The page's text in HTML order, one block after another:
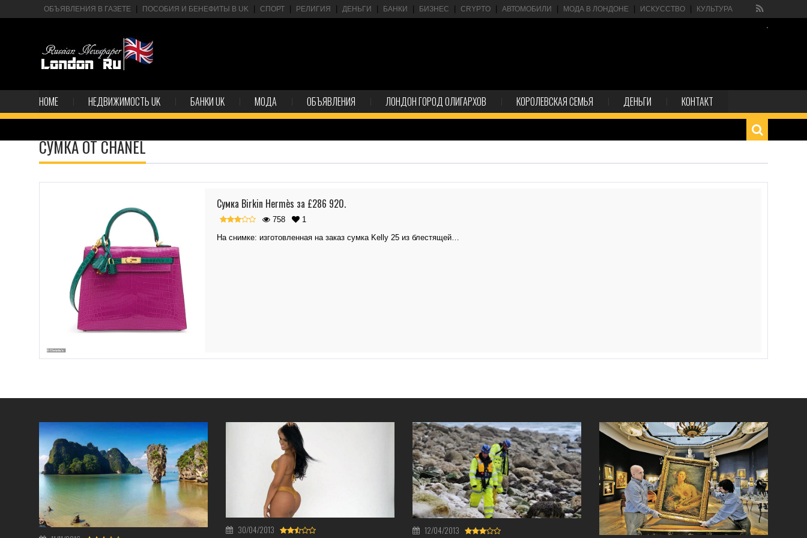
ОБЪЯВЛЕНИЯ В ГАЗЕТЕ ПОСОБИЯ И БЕНЕФИТЫ В UK СПОРТ РЕЛИГИЯ ДЕНЬГИ БАНКИ БИЗНЕС CRYPTO АВТОМОБИЛИ МОДА В ЛОНДОНЕ ИСКУССТВО КУЛЬТУРА
HOME НЕДВИЖИМОСТЬ UK БАНКИ UK МОДА ОБЪЯВЛЕНИЯ ЛОНДОН ГОРОД ОЛИГАРХОВ КОРОЛЕВСКАЯ СЕМЬЯ ДЕНЬГИ КОНТАКТ
СУМКА ОТ CHANEL
Сумка Birkin Hermès за £286 920.
758
1
На снимке: изготовленная на заказ сумка Kelly 25 из блестящей…
30/04/2013 12/04/2013